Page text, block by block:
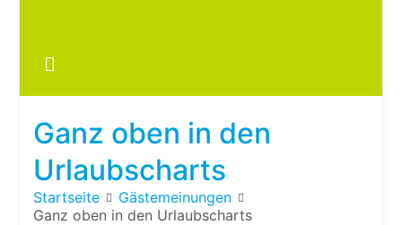
Ganz oben in den
Urlaubscharts
Startseite
Gästemeinungen
Ganz oben in den Urlaubscharts